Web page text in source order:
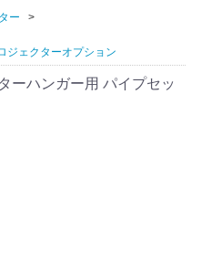
ー
ジェクターオプション
ーハンガー用 パイプセッ